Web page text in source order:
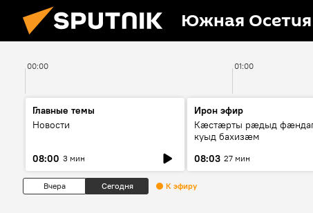
Южная Осетия
00:00 01:00
Главные темы
Новости
08:00 3 мин
Ирон эфир
Кæстæрты рæдыд
куыд бахизæм
08:03 27 мин
Вчера Сегодня К эфиру